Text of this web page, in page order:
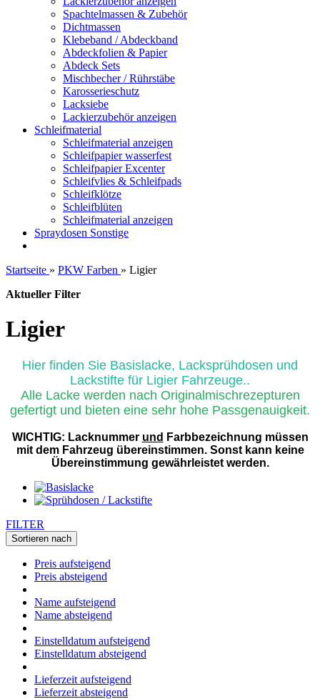
Spachtelmassen & Zubehör
Dichtmassen
Klebeband / Abdeckband
Abdeckfolien & Papier
Abdeck Sets
Mischbecher / Rührstäbe
Karosserieschutz
Lacksiebe
Lackierzubehör anzeigen
Schleifmaterial
Schleifmaterial anzeigen
Schleifpapier wasserfest
Schleifpapier Excenter
Schleifvlies & Schleifpads
Schleifklötze
Schleifblüten
Schleifmaterial anzeigen
Spraydosen Sonstige
Startseite » PKW Farben » Ligier
Aktueller Filter
Ligier
Hier finden Sie Basislacke, Lacksprühdosen und
Lackstifte für Ligier Fahrzeuge..
Alle Lacke werden nach Originalmischrezepturen
gefertigt und bieten eine sehr hohe Passgenauigkeit.
WICHTIG: Lacknummer und Farbbezeichnung müssen
mit dem Fahrzeug übereinstimmen. Sonst kann keine
Übereinstimmung gewährleistet werden.
FILTER
Sortieren nach
Preis aufsteigend
Preis absteigend
Name aufsteigend
Name absteigend
Einstelldatum aufsteigend
Einstelldatum absteigend
Lieferzeit aufsteigend
Lieferzeit absteigend